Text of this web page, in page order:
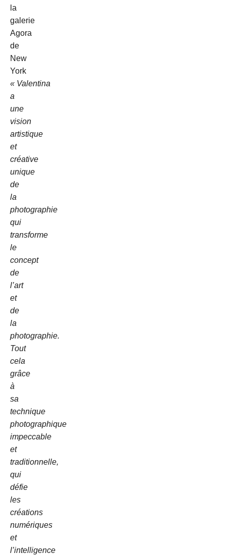
la
galerie
Agora
de
New
York
« Valentina
a
une
vision
artistique
et
créative
unique
de
la
photographie
qui
transforme
le
concept
de
l’art
et
de
la
photographie.
Tout
cela
grâce
à
sa
technique
photographique
impeccable
et
traditionnelle,
qui
défie
les
créations
numériques
et
l’intelligence